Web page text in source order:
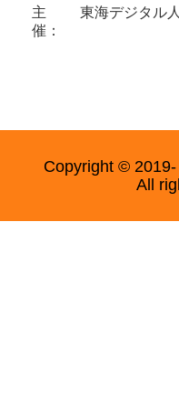
主
催：
東海デジタル
Copyright ©
All